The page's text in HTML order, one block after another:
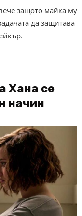
защото майка му
да защитава
Хана се
начин